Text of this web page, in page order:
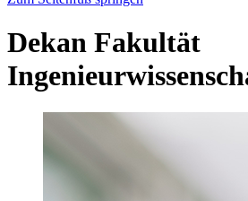
Dekan Fakultät